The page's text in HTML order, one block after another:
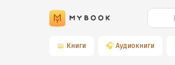
📖 Книги 🎧 Аудиокниги